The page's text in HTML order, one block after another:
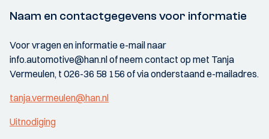
Naam en contactgegevens voor informatie
Voor vragen en informatie e-mail naar
info.automotive@han.nl of neem contact op met Tanja
Vermeulen, t 026-36 58 156 of via onderstaand e-mailadres.
tanja.vermeulen@han.nl
Uitnodiging